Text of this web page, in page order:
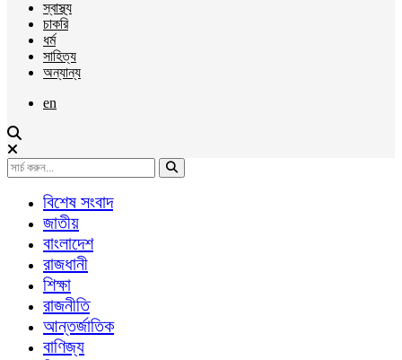
স্বাস্থ্য
চাকরি
ধর্ম
সাহিত্য
অন্যান্য
en
বিশেষ সংবাদ
জাতীয়
বাংলাদেশ
রাজধানী
শিক্ষা
রাজনীতি
আন্তর্জাতিক
বাণিজ্য